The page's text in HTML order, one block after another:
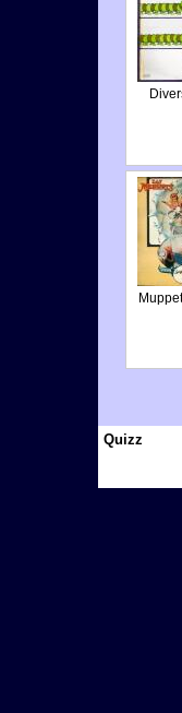
Quizz